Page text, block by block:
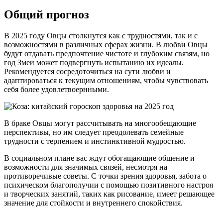
Общий прогноз
В 2025 году Овцы столкнутся как с трудностями, так и с
возможностями в различных сферах жизни. В любви Овцы
будут отдавать предпочтение чистоте и глубоким связям, но
год Змеи может подвергнуть испытанию их идеалы.
Рекомендуется сосредоточиться на сути любви и
адаптироваться к текущим отношениям, чтобы чувствовать
себя более удовлетвоернными.
В браке Овцы могут рассчитывать на многообещающие
перспективы, но им следует преодолевать семейные
трудности с терпением и инстинктивной мудростью.
В социальном плане вас ждут обогащающие общение и
возможности для значимых связей, несмотря на
противоречивые советы. С точки зрения здоровья, забота о
психическом благополучии с помощью позитивного настроя
и творческих занятий, таких как рисование, имеет решающее
значение для стойкости и внутреннего спокойствия.